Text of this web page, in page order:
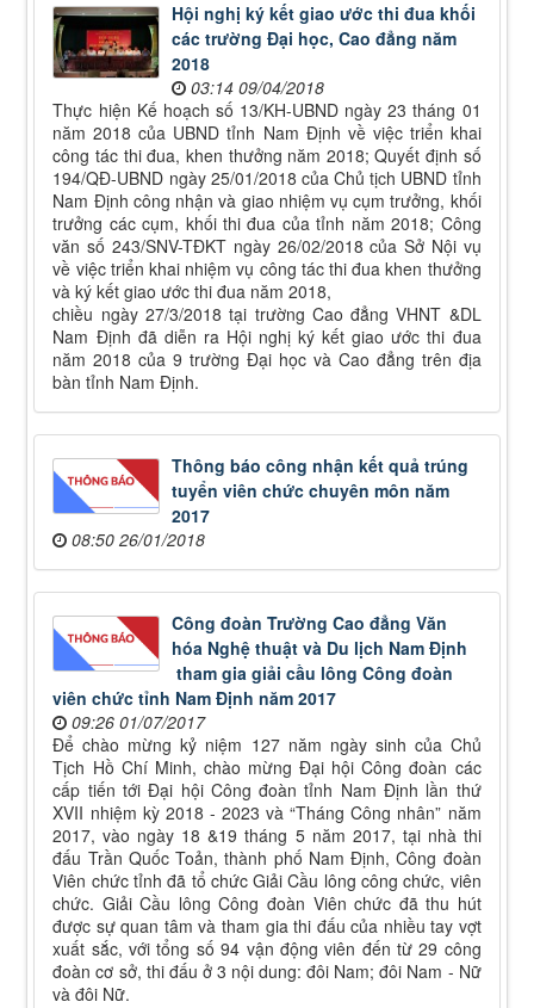
Hội nghị ký kết giao ước thi đua khối
các trường Đại học, Cao đẳng năm
2018
03:14 09/04/2018
Thực hiện Kế hoạch số 13/KH-UBND ngày 23 tháng 01
năm 2018 của UBND tỉnh Nam Định về việc triển khai
công tác thi đua, khen thưởng năm 2018; Quyết định số
194/QĐ-UBND ngày 25/01/2018 của Chủ tịch UBND tỉnh
Nam Định công nhận và giao nhiệm vụ cụm trưởng, khối
trưởng các cụm, khối thi đua của tỉnh năm 2018; Công
văn số 243/SNV-TĐKT ngày 26/02/2018 của Sở Nội vụ
về việc triển khai nhiệm vụ công tác thi đua khen thưởng
và ký kết giao ước thi đua năm 2018,
chiều ngày 27/3/2018 tại trường Cao đẳng VHNT &DL
Nam Định đã diễn ra Hội nghị ký kết giao ước thi đua
năm 2018 của 9 trường Đại học và Cao đẳng trên địa
bàn tỉnh Nam Định.
Thông báo công nhận kết quả trúng
tuyển viên chức chuyên môn năm
2017
08:50 26/01/2018
Công đoàn Trường Cao đẳng Văn
hóa Nghệ thuật và Du lịch Nam Định
tham gia giải cầu lông Công đoàn
viên chức tỉnh Nam Định năm 2017
09:26 01/07/2017
Để chào mừng kỷ niệm 127 năm ngày sinh của Chủ
Tịch Hồ Chí Minh, chào mừng Đại hội Công đoàn các
cấp tiến tới Đại hội Công đoàn tỉnh Nam Định lần thứ
XVII nhiệm kỳ 2018 - 2023 và “Tháng Công nhân” năm
2017, vào ngày 18 &19 tháng 5 năm 2017, tại nhà thi
đấu Trần Quốc Toản, thành phố Nam Định, Công đoàn
Viên chức tỉnh đã tổ chức Giải Cầu lông công chức, viên
chức. Giải Cầu lông Công đoàn Viên chức đã thu hút
được sự quan tâm và tham gia thi đấu của nhiều tay vợt
xuất sắc, với tổng số 94 vận động viên đến từ 29 công
đoàn cơ sở, thi đấu ở 3 nội dung: đôi Nam; đôi Nam - Nữ
và đôi Nữ.